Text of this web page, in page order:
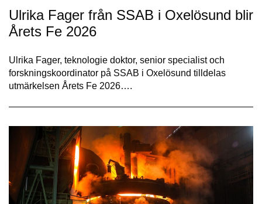
Ulrika Fager från SSAB i Oxelösund blir
Årets Fe 2026
Ulrika Fager, teknologie doktor, senior specialist och
forskningskoordinator på SSAB i Oxelösund tilldelas
utmärkelsen Årets Fe 2026….